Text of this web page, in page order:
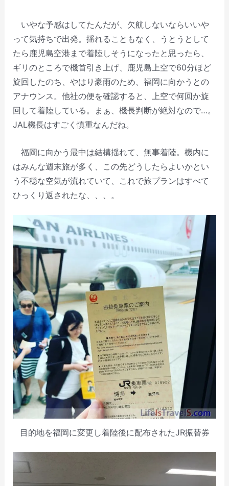
いやな予感はしてたんだが、欠航しないならいいや
って気持ちで出発。揺れることもなく、うとうとして
たら鹿児島空港まで着陸しそうになったと思ったら、
ギリのところで機首引き上げ、鹿児島上空で60分ほど
旋回したのち、やはり豪雨のため、福岡に向かうとの
アナウンス。他社の便を確認すると、上空で何回か旋
回して着陸している。まぁ、機長判断が絶対なので…。
JAL機長はすごく慎重なんだね。
福岡に向かう最中は結構揺れて、無事着陸。機内に
はみんな週末旅が多く、この先どうしたらよいかとい
う不穏な空気が流れていて、これで旅プランはすべて
ひっくり返されたな、、、。
目的地を福岡に変更し着陸後に配布されたJR振替券